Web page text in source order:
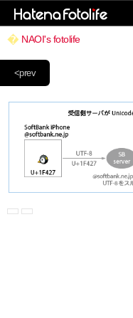
NAOI's fotolife
<prev